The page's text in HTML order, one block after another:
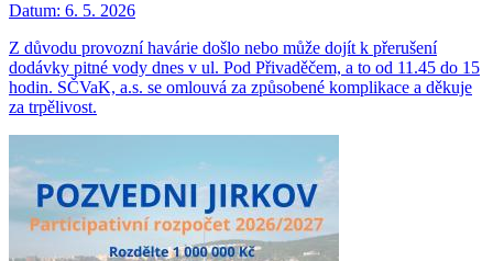
Datum: 6. 5. 2026
Z důvodu provozní havárie došlo nebo může dojít k přerušení
dodávky pitné vody dnes v ul. Pod Přivaděčem, a to od 11.45 do 15
hodin. SČVaK, a.s. se omlouvá za způsobené komplikace a děkuje
za trpělivost.